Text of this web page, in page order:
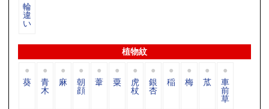
輪
違
い
植物紋
葵 青
木
麻 朝
顔
葦 粟 虎
杖
銀
杏
稲 梅 苽 車
前
草